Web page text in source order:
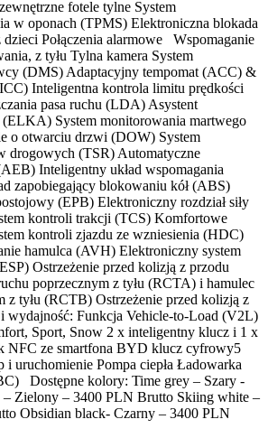
fotele tylne System
w oponach (TPMS) Elektroniczna blokada
Połączenia alarmowe Wspomaganie
z tyłu Tylna kamera System
(DMS) Adaptacyjny tempomat (ACC) &
Inteligentna kontrola limitu prędkości
pasa ruchu (LDA) Asystent
(ELKA) System monitorowania martwego
o otwarciu drzwi (DOW) System
drogowych (TSR) Automatyczne
Inteligentny układ wspomagania
zapobiegający blokowaniu kół (ABS)
(EPB) Elektroniczny rozdział siły
kontroli trakcji (TCS) Komfortowe
kontroli zjazdu ze wzniesienia (HDC)
hamulca (AVH) Elektroniczny system
Ostrzeżenie przed kolizją z przodu
poprzecznym z tyłu (RCTA) i hamulec
z tyłu (RCTB) Ostrzeżenie przed kolizją z
Funkcja Vehicle-to-Load (V2L)
Sport, Snow 2 x inteligentny klucz i 1 x
NFC ze smartfona BYD klucz cyfrowy5
uruchomienie Pompa ciepła Ładowarka
Dostępne kolory: Time grey – Szary -
– Zielony – 3400 PLN Brutto Skiing white –
Obsidian black- Czarny – 3400 PLN